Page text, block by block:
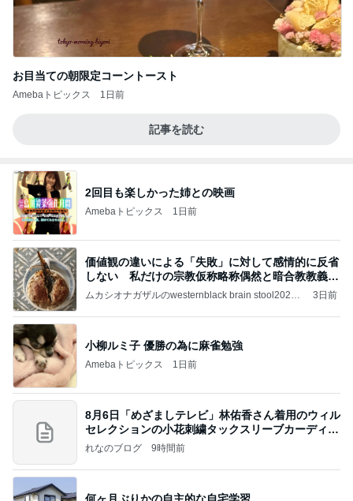
お目当ての朝限定コーントースト
Amebaトピックス 1日前
記事を読む
2回目も楽しかった姉との映画
Amebaトピックス 1日前
価値観の違いによる「失敗」に対して感情的に反省
しない 私だけの宗教仮称略称偶然と暗合教教義候
補
ムカシオナガザルのwesternblack brain stool2024
ガザル
3日前
小柳ルミ子 優勝の為に麻雀勉強
Amebaトピックス 1日前
8月6日「めざましテレビ」林佑香さん着用のウィル
セレクションの小花刺繍タックスリーブカーディガ
ン
れなのブログ 9時間前